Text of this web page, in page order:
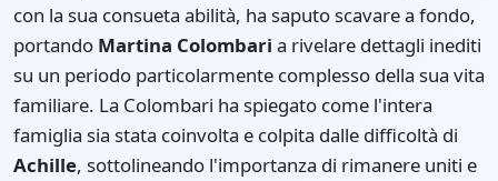
con la sua consueta abilità, ha saputo scavare a fondo,
portando Martina Colombari a rivelare dettagli inediti
su un periodo particolarmente complesso della sua vita
familiare. La Colombari ha spiegato come l'intera
famiglia sia stata coinvolta e colpita dalle difficoltà di
Achille, sottolineando l'importanza di rimanere uniti e